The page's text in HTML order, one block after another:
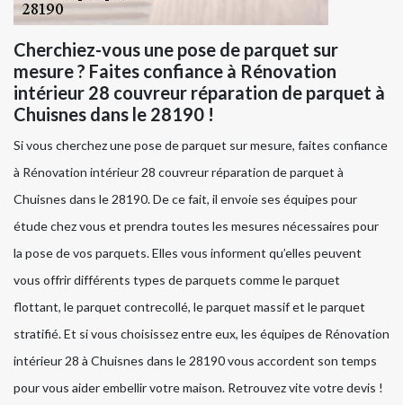
Cherchiez-vous une pose de parquet sur
mesure ? Faites confiance à Rénovation
intérieur 28 couvreur réparation de parquet à
Chuisnes dans le 28190 !
Si vous cherchez une pose de parquet sur mesure, faites confiance
à Rénovation intérieur 28 couvreur réparation de parquet à
Chuisnes dans le 28190. De ce fait, il envoie ses équipes pour
étude chez vous et prendra toutes les mesures nécessaires pour
la pose de vos parquets. Elles vous informent qu’elles peuvent
vous offrir différents types de parquets comme le parquet
flottant, le parquet contrecollé, le parquet massif et le parquet
stratifié. Et si vous choisissez entre eux, les équipes de Rénovation
intérieur 28 à Chuisnes dans le 28190 vous accordent son temps
pour vous aider embellir votre maison. Retrouvez vite votre devis !